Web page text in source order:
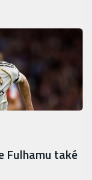
Fulhamu také